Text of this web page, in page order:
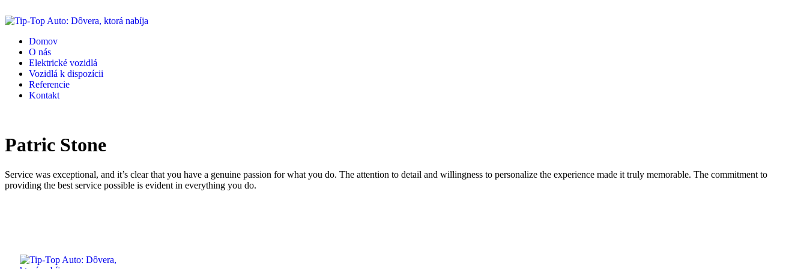
Domov
O nás
Elektrické vozidlá
Vozidlá k dispozícii
Referencie
Kontakt
Patric Stone
Service was exceptional, and it’s clear that you have a genuine passion for what you do. The attention to detail and willingness to personalize the experience made it truly memorable. The commitment to
providing the best service possible is evident in everything you do.